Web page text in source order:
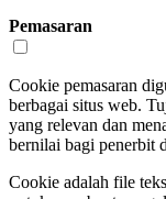
Pemasaran
Cookie pemasaran
berbagai situs web.
yang relevan dan
bernilai bagi penerbit
Cookie adalah file